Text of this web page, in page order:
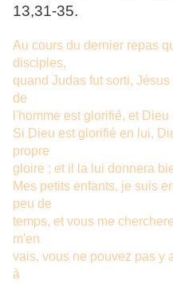
13,31-35.
Au cours du dernier repas
disciples,
quand Judas fut sorti,
de
l'homme est glorifié, et
Si Dieu est glorifié en lui,
propre
gloire ; et il la lui donnera
Mes petits enfants, je suis
peu de
temps, et vous me
m'en
vais, vous ne pouvez pas y
à